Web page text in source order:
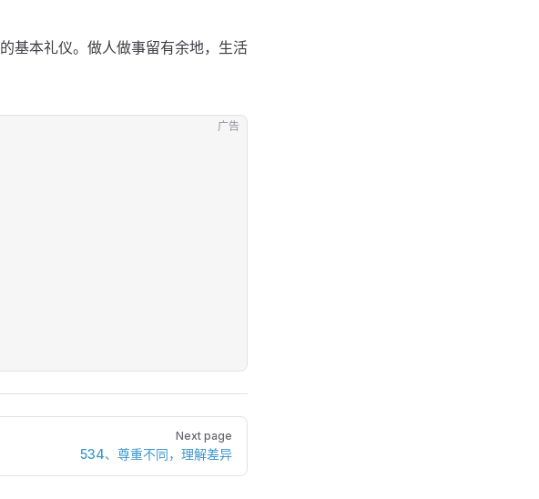
基本礼仪。做人做事留有余地，生活
广告
Next page
534、尊重不同，理解差异